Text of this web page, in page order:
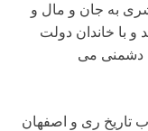
به جان و مال و
با خاندان دولت
دشمنی می
تاریخ ری و اصفهان